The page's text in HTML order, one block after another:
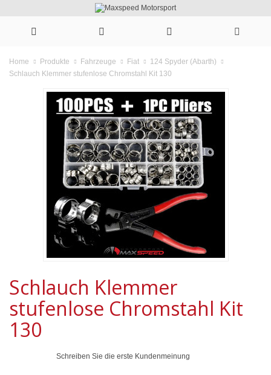
Home Produkte Fahrzeuge Fiat
124 Spyder (Abarth)
Schlauch Klemmer stufenlose Chromstahl Kit 130
Schlauch Klemmer
stufenlose Chromstahl Kit
130
Schreiben Sie die erste Kundenmeinung